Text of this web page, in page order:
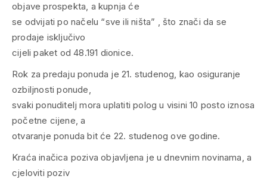
objave prospekta, a kupnja će
se odvijati po načelu “sve ili ništa” , što znači da se
prodaje isključivo
cijeli paket od 48.191 dionice.
Rok za predaju ponuda je 21. studenog, kao osiguranje
ozbiljnosti ponude,
svaki ponuditelj mora uplatiti polog u visini 10 posto iznosa
početne cijene, a
otvaranje ponuda bit će 22. studenog ove godine.
Kraća inačica poziva objavljena je u dnevnim novinama, a
cjeloviti poziv